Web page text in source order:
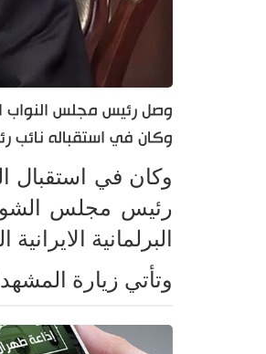
وصل رئيس مجلس النواب
وكان في استقباله نائب
وكان في استقبال
رئيس مجلس
البرلمانية الايرانية
وتأتي زيارة